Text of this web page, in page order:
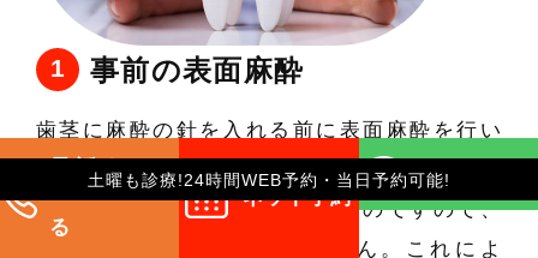
事前の表面麻酔
歯茎に麻酔の針を入れる前に表面麻酔を行い
ます。
塗るタイプやシールタイプのものですので、
表面麻酔には痛みはありません。これによ
土曜も診療!24時間WEB予約・当日予約可能!
電話をかけ
る
ネット予約
LINEで予約